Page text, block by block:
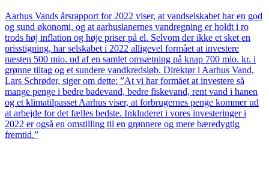
Aarhus Vands årsrapport for 2022 viser, at vandselskabet har en god
og sund økonomi, og at aarhusianernes vandregning er holdt i ro
trods høj inflation og høje priser på el. Selvom der ikke et sket en
prisstigning, har selskabet i 2022 alligevel formået at investere
næsten 500 mio. ud af en samlet omsætning på knap 700 mio. kr. i
grønne tiltag og et sundere vandkredsløb. Direktør i Aarhus Vand,
Lars Schrøder, siger om dette: ”At vi har formået at investere så
mange penge i bedre badevand, bedre fiskevand, rent vand i hanen
og et klimatilpasset Aarhus viser, at forbrugernes penge kommer ud
at arbejde for det fælles bedste. Inkluderet i vores investeringer i
2022 er også en omstilling til en grønnere og mere bæredygtig
fremtid.”